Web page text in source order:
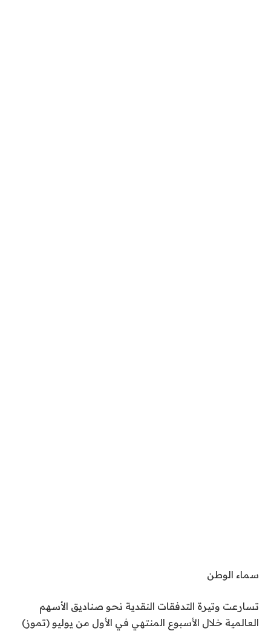
سماء الوطن
تسارعت وتيرة التدفقات النقدية نحو صناديق الأسهم
العالمية خلال الأسبوع المنتهي في الأول من يوليو (تموز)